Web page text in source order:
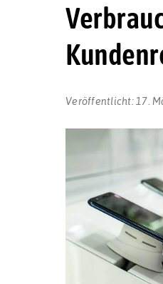
Veröffentlicht: 17.